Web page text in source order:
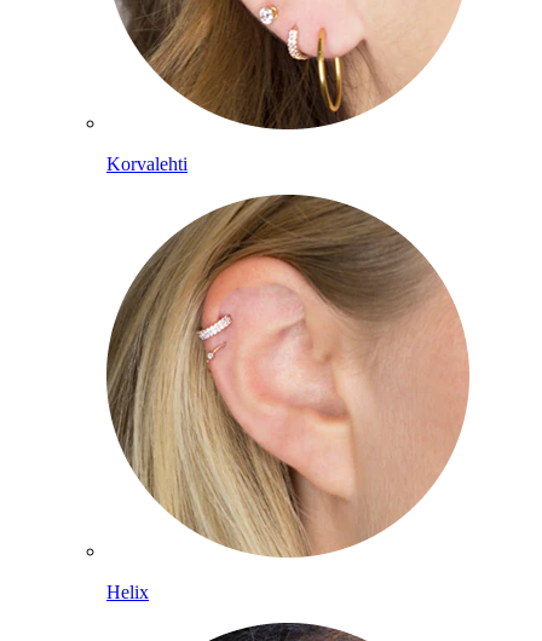
Korvalehti
Helix